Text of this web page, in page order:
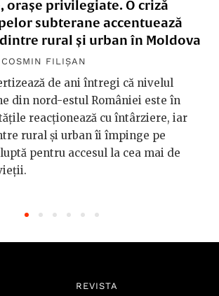
orașe privilegiate. O criză
subterane accentuează
rural și urban în Moldova
COSMIN FILIȘAN
de ani întregi că nivelul
din nord-estul României este în
reacționează cu întârziere, iar
rural și urban îi împinge pe
pentru accesul la cea mai de
REVISTA